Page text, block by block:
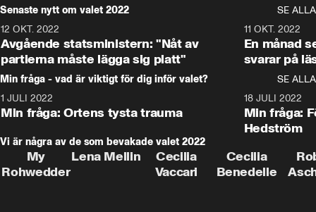
Senaste nytt om valet 2022
SE ALLA
12 OKT. 2022
Avgående statsministern: "Nåt av
partierna måste lägga sig platt"
11 OKT. 2022
En månad
svarar på
Min fråga - vad är viktigt för dig inför valet?
SE ALLA
1 JULI 2022
Min fråga: Ortens tysta trauma
18 JULI 2022
Min fråga:
Hedström
Vi är några av de som bevakade valet 2022
My
Rohwedder
Lena Mellin
Cecilia
Vaccari
Cecilia
Benedelle